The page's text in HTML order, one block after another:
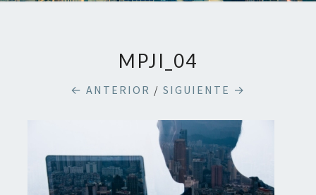
MPJI_04
← ANTERIOR / SIGUIENTE →